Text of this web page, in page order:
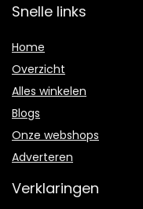
Snelle links
Home
Overzicht
Alles winkelen
Blogs
Onze webshops
Adverteren
Verklaringen